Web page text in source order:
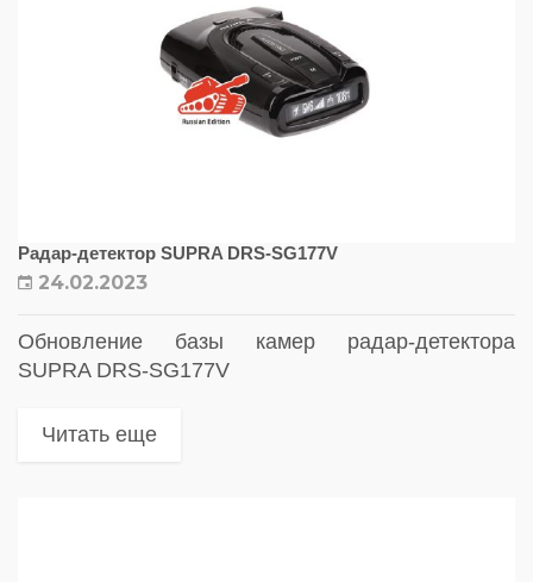
Радар-детектор SUPRA DRS-SG177V
24.02.2023
Обновление базы камер радар-детектора
SUPRA DRS-SG177V
Читать еще